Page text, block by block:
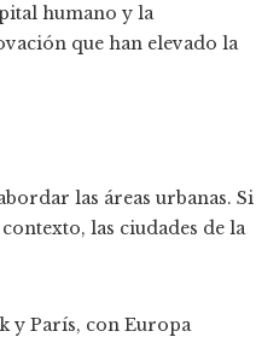
humano y la
que han elevado la
las áreas urbanas. Si
las ciudades de la
y París, con Europa